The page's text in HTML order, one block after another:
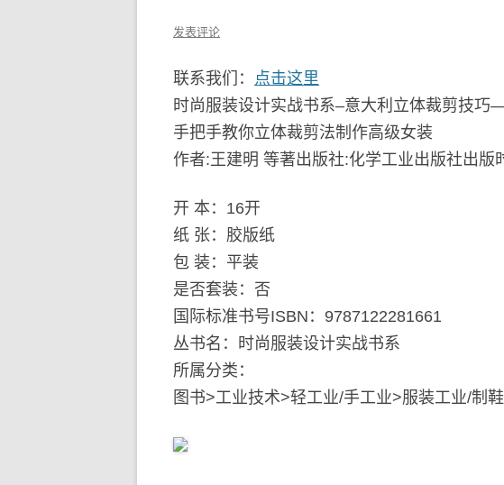
发表评论
联系我们： 点击这里
时尚服装设计实战书系–意大利立体裁剪技
手把手教你立体裁剪法制作高级女装
作者:王建明 等著出版社:化学工业出版社出版
开 本：16开
纸 张：胶版纸
包 装：平装
是否套装：否
国际标准书号ISBN：9787122281661
丛书名：时尚服装设计实战书系
所属分类：
图书>工业技术>轻工业/手工业>服装工业/制